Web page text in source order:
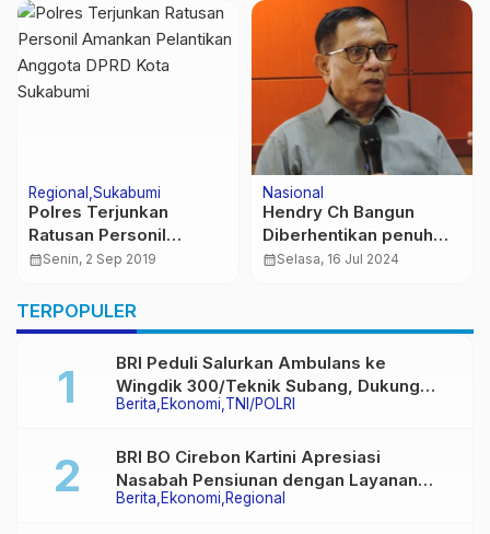
Regional Sukabumi
Polres Terjunkan
Ratusan Personil
Amankan Pelantikan
Sukabumi
calendar_monthSenin, 2 Sep 2019
Nasional
Hendry Ch Bangun
Diberhentikan penuh
dari keanggotaan PWI
calendar_monthSelasa, 16 Jul 2024
TERPOPULER
Berita Ekonomi TNI/POLRI
BRI Peduli Salurkan Ambulans ke
Wingdik 300/Teknik Subang, Dukung
Akses Layanan Kesehatan Masyarakat
Berita Ekonomi Regional
BRI BO Cirebon Kartini Apresiasi
Nasabah Pensiunan dengan Layanan
Terpadu, Literasi Keuangan hingga